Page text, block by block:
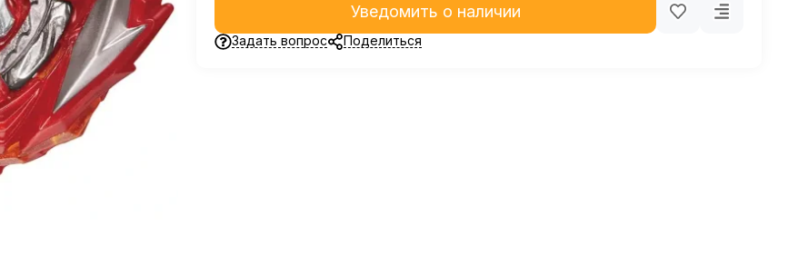
Уведомить о наличии
Задать вопрос Поделиться